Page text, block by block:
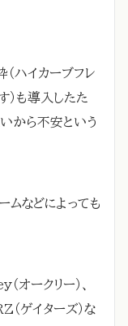
ハイカーブフレ
も導入したた
から不安という
などによっても
オークリー）、
ゲイターズ）な